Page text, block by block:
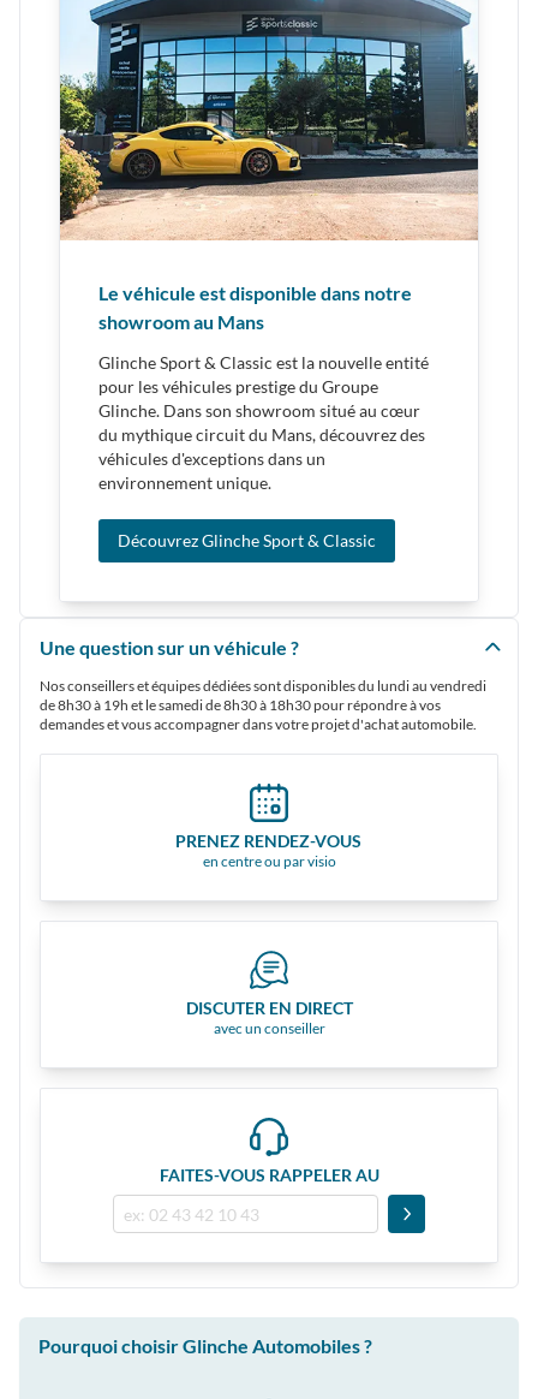
Le véhicule est disponible dans notre
showroom au Mans
Glinche Sport & Classic est la nouvelle entité
pour les véhicules prestige du Groupe
Glinche. Dans son showroom situé au cœur
du mythique circuit du Mans, découvrez des
véhicules d'exceptions dans un
environnement unique.
Découvrez Glinche Sport & Classic
Une question sur un véhicule ?
Nos conseillers et équipes dédiées sont disponibles du lundi au vendredi
de 8h30 à 19h et le samedi de 8h30 à 18h30 pour répondre à vos
demandes et vous accompagner dans votre projet d'achat automobile.
PRENEZ RENDEZ-VOUS
en centre ou par visio
DISCUTER EN DIRECT
avec un conseiller
FAITES-VOUS RAPPELER AU
Pourquoi choisir Glinche Automobiles ?